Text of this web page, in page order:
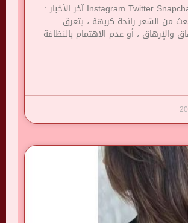
Instagram Twitter Snapchat Youtube آخر الأخبار :
من الشعر رائحة كريهة ، يتعرق
والإرهاق ، أو عدم الاهتمام بالنظافة